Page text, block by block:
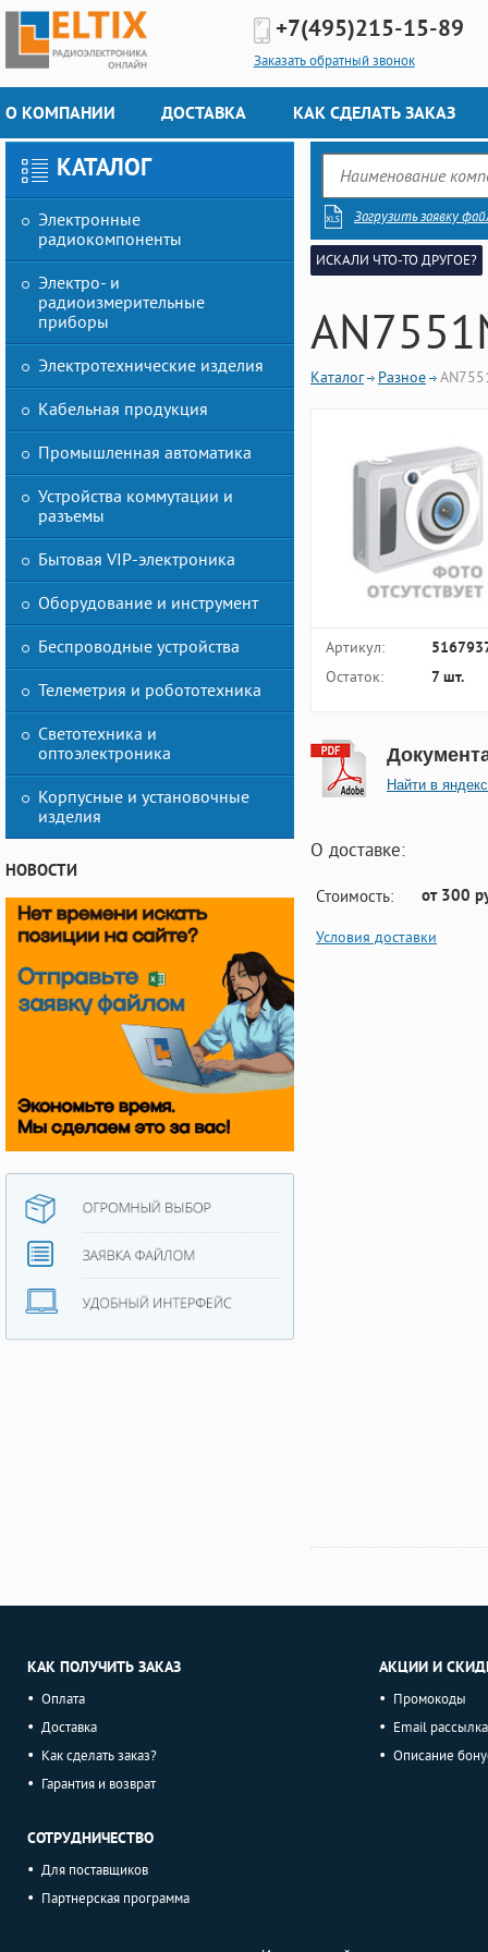
+7(495)215-15-89
Заказать обратный звонок
О КОМПАНИИ ДОСТАВКА КАК СДЕЛАТЬ ЗАКАЗ
КАТАЛОГ
Электронные
радиокомпоненты
Электро- и
радиоизмерительные
приборы
Электротехнические изделия
Кабельная продукция
Промышленная автоматика
Устройства коммутации и
разъемы
Бытовая VIP-электроника
Оборудование и инструмент
Беспроводные устройства
Телеметрия и робототехника
Светотехника и
оптоэлектроника
Корпусные и установочные
изделия
НОВОСТИ
Загрузить заявку
ИСКАЛИ ЧТО-ТО ДРУГОЕ?
Каталог Разное
Артикул:
Остаток: 7 шт.
Найти в яндекс
О доставке:
Стоимость: от 300
Условия доставки
КАК ПОЛУЧИТЬ ЗАКАЗ
Оплата
Доставка
Как сделать заказ?
Гарантия и возврат
СОТРУДНИЧЕСТВО
Для поставщиков
Партнерская программа
АКЦИИ И
Промокоды
Email рассылка
Описание